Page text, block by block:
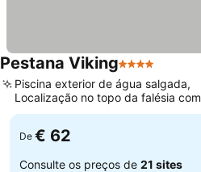
Pestana Viking4 Estrelas
Piscina exterior de água salgada,
Localização no topo da falésia com
vista para o mar
De € 62
Consulte os preços de 21 sites